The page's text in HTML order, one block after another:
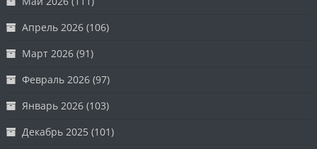
Апрель 2026 (106)
Март 2026 (91)
Февраль 2026 (97)
Январь 2026 (103)
Декабрь 2025 (101)